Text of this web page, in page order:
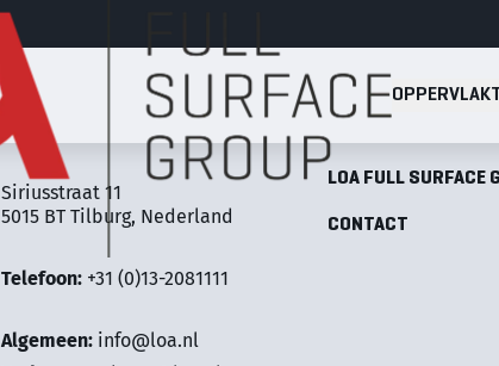
LOA Full Surface Group
Siriusstraat 11
5015 BT Tilburg, Nederland
Telefoon: +31 (0)13-2081111
Algemeen: info@loa.nl
LOA FULL SURFACE
CONTACT